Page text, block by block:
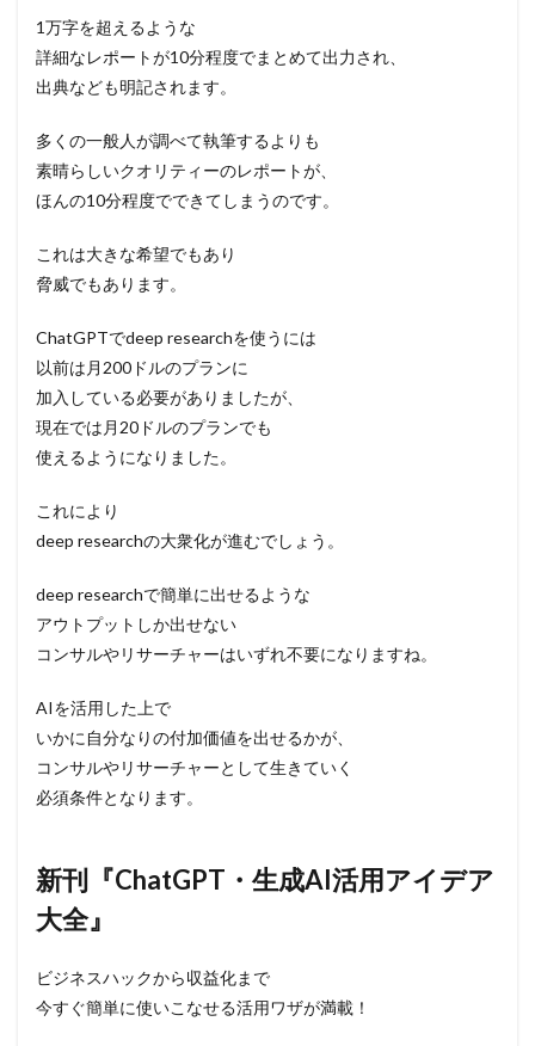
1万字を超えるような
詳細なレポートが10分程度でまとめて出力され、
出典なども明記されます。
多くの一般人が調べて執筆するよりも
素晴らしいクオリティーのレポートが、
ほんの10分程度でできてしまうのです。
これは大きな希望でもあり
脅威でもあります。
ChatGPTでdeep researchを使うには
以前は月200ドルのプランに
加入している必要がありましたが、
現在では月20ドルのプランでも
使えるようになりました。
これにより
deep researchの大衆化が進むでしょう。
deep researchで簡単に出せるような
アウトプットしか出せない
コンサルやリサーチャーはいずれ不要になりますね。
AIを活用した上で
いかに自分なりの付加価値を出せるかが、
コンサルやリサーチャーとして生きていく
必須条件となります。
新刊『ChatGPT・生成AI活用アイデア
大全』
ビジネスハックから収益化まで
今すぐ簡単に使いこなせる活用ワザが満載！